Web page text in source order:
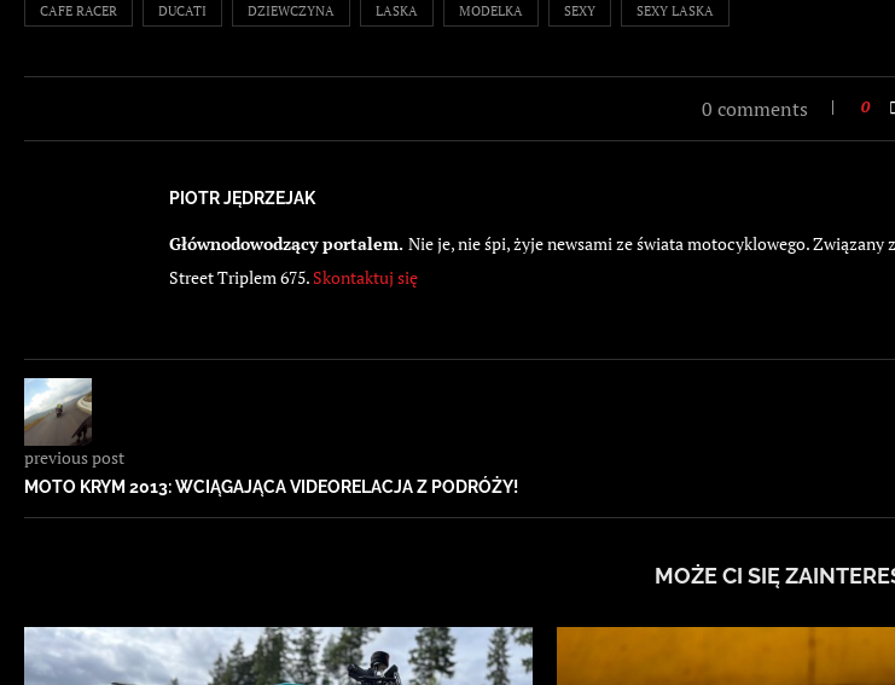
CAFE RACER DUCATI DZIEWCZYNA LASKA MODELKA SEXY SEXY LASKA
0 comments 0
PIOTR JĘDRZEJAK
Głównodowodzący portalem. Nie je, nie śpi, żyje newsami ze świata motocyklowego.
Street Triplem 675. Skontaktuj się
previous post
MOTO KRYM 2013: WCIĄGAJĄCA VIDEORELACJA Z PODRÓŻY!
MOŻE CI SIĘ